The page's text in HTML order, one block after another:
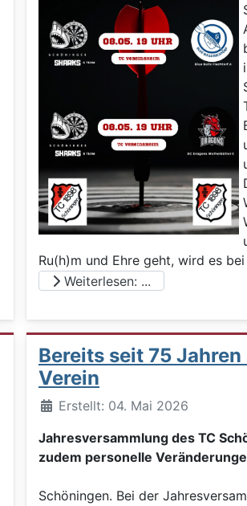
Ru(h)m und Ehre geht, wird es bei
Weiterlesen: ...
Bereits seit 75
Verein
DetailsErstellt: 04. Mai 2026
Jahresversammlung des TC
zudem personelle
Schöningen. Bei der